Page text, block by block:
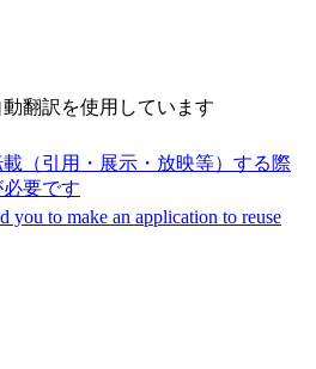
翻訳を使用しています
（引用・展示・放映等）する際
要です
you to make an application to reuse